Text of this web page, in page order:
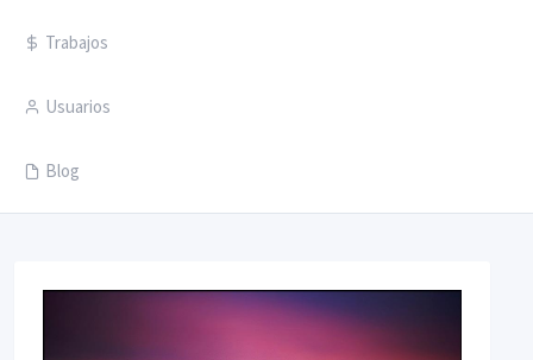
Trabajos
Usuarios
Blog